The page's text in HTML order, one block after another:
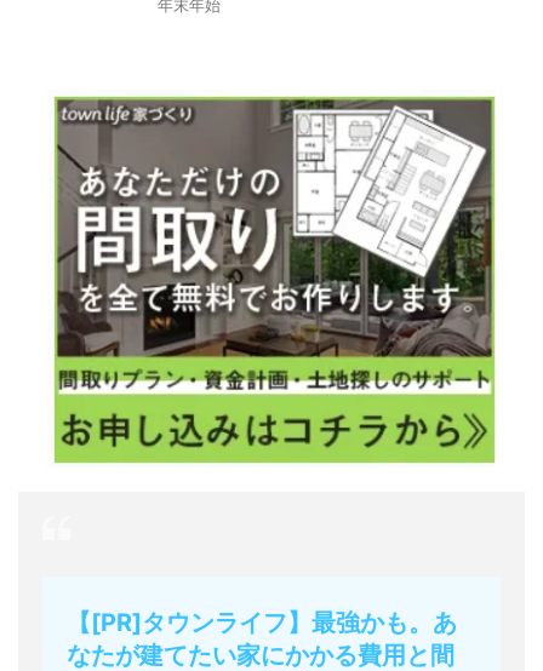
年末年始
【[PR]タウンライフ】最強かも。あ
なたが建てたい家にかかる費用と間